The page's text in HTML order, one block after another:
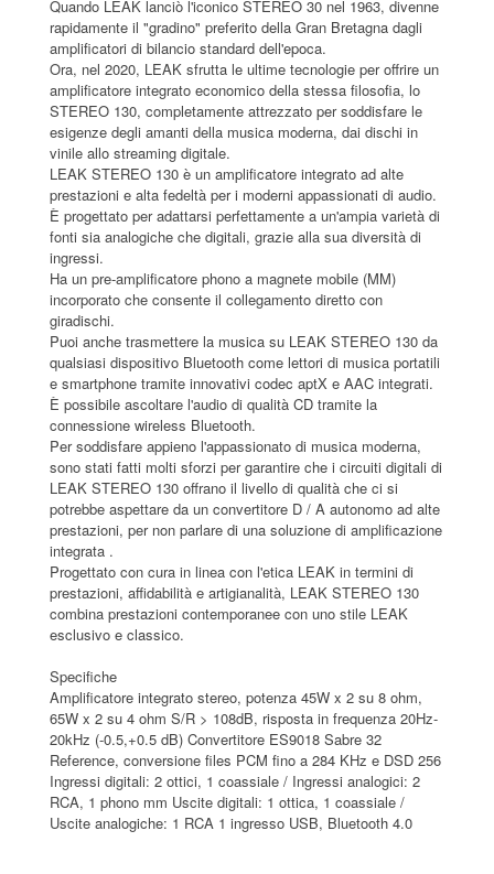
Quando LEAK lanciò l'iconico STEREO 30 nel 1963, divenne
rapidamente il "gradino" preferito della Gran Bretagna dagli
amplificatori di bilancio standard dell'epoca.
Ora, nel 2020, LEAK sfrutta le ultime tecnologie per offrire un
amplificatore integrato economico della stessa filosofia, lo
STEREO 130, completamente attrezzato per soddisfare le
esigenze degli amanti della musica moderna, dai dischi in
vinile allo streaming digitale.
LEAK STEREO 130 è un amplificatore integrato ad alte
prestazioni e alta fedeltà per i moderni appassionati di audio.
È progettato per adattarsi perfettamente a un'ampia varietà di
fonti sia analogiche che digitali, grazie alla sua diversità di
ingressi.
Ha un pre-amplificatore phono a magnete mobile (MM)
incorporato che consente il collegamento diretto con
giradischi.
Puoi anche trasmettere la musica su LEAK STEREO 130 da
qualsiasi dispositivo Bluetooth come lettori di musica portatili
e smartphone tramite innovativi codec aptX e AAC integrati.
È possibile ascoltare l'audio di qualità CD tramite la
connessione wireless Bluetooth.
Per soddisfare appieno l'appassionato di musica moderna,
sono stati fatti molti sforzi per garantire che i circuiti digitali di
LEAK STEREO 130 offrano il livello di qualità che ci si
potrebbe aspettare da un convertitore D / A autonomo ad alte
prestazioni, per non parlare di una soluzione di amplificazione
integrata .
Progettato con cura in linea con l'etica LEAK in termini di
prestazioni, affidabilità e artigianalità, LEAK STEREO 130
combina prestazioni contemporanee con uno stile LEAK
esclusivo e classico.
Specifiche
Amplificatore integrato stereo, potenza 45W x 2 su 8 ohm,
65W x 2 su 4 ohm S/R > 108dB, risposta in frequenza 20Hz-
20kHz (-0.5,+0.5 dB) Convertitore ES9018 Sabre 32
Reference, conversione files PCM fino a 284 KHz e DSD 256
Ingressi digitali: 2 ottici, 1 coassiale / Ingressi analogici: 2
RCA, 1 phono mm Uscite digitali: 1 ottica, 1 coassiale /
Uscite analogiche: 1 RCA 1 ingresso USB, Bluetooth 4.0